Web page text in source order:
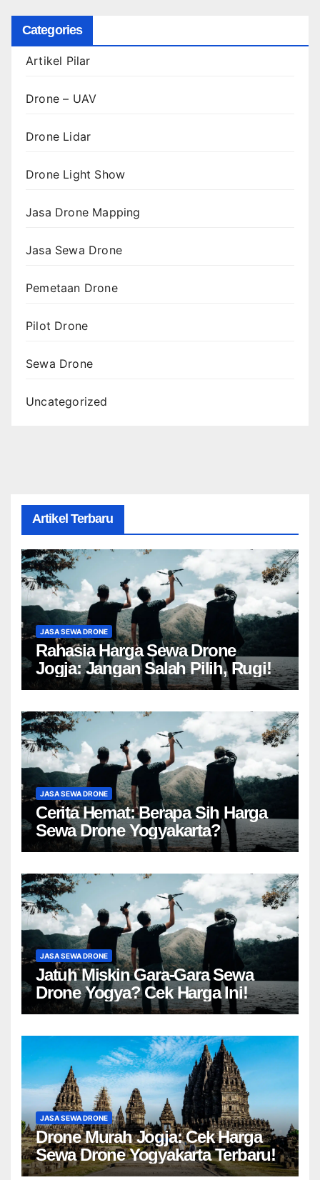
Categories
Artikel Pilar
Drone – UAV
Drone Lidar
Drone Light Show
Jasa Drone Mapping
Jasa Sewa Drone
Pemetaan Drone
Pilot Drone
Sewa Drone
Uncategorized
Artikel Terbaru
JASA SEWA DRONE
Rahasia Harga Sewa Drone
Jogja: Jangan Salah Pilih, Rugi!
JASA SEWA DRONE
Cerita Hemat: Berapa Sih Harga
Sewa Drone Yogyakarta?
JASA SEWA DRONE
Jatuh Miskin Gara-Gara Sewa
Drone Yogya? Cek Harga Ini!
JASA SEWA DRONE
Drone Murah Jogja: Cek Harga
Sewa Drone Yogyakarta Terbaru!